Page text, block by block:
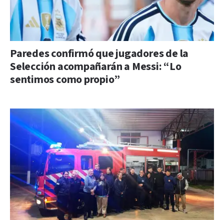
Paredes confirmó que jugadores de la
Selección acompañarán a Messi: “Lo
sentimos como propio”